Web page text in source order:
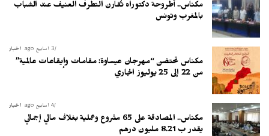
مكناس.. أطروحة دكتوراه تُقارن التطرف العنيف عند الشباب
بالمغرب وتونس
أخبار 3 أسابيع ago
مكناس تحتضن “مهرجان عيساوة: مقامات وإيقاعات عالمية”
من 22 إلى 25 يوليوز الجاري
أخبار 4 أسابيع ago
مكناس.. المصادقة على 65 مشروع وعملية بغلاف مالي إجمالي
يقدر ب 8.21 مليون درهم